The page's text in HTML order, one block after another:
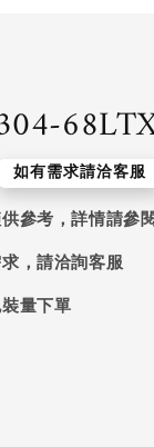
如有需求請洽客服
參考，詳情請參
，請洽詢客服
量下單